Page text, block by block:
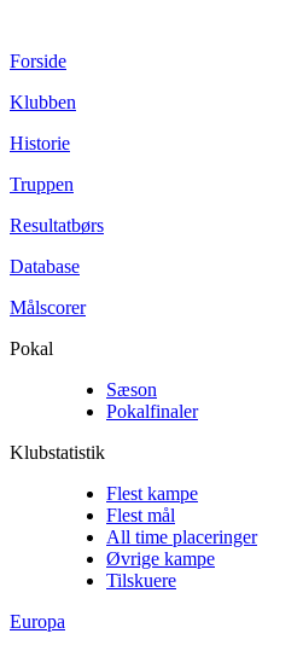
Forside
Klubben
Historie
Truppen
Resultatbørs
Database
Målscorer
Pokal
Sæson
Pokalfinaler
Klubstatistik
Flest kampe
Flest mål
All time placeringer
Øvrige kampe
Tilskuere
Europa